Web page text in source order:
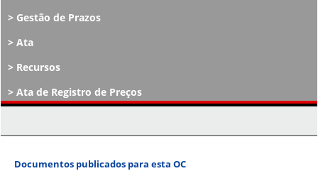
Gestão de Prazos
Ata
Recursos
Ata de Registro de Preços
Documentos publicados para esta OC